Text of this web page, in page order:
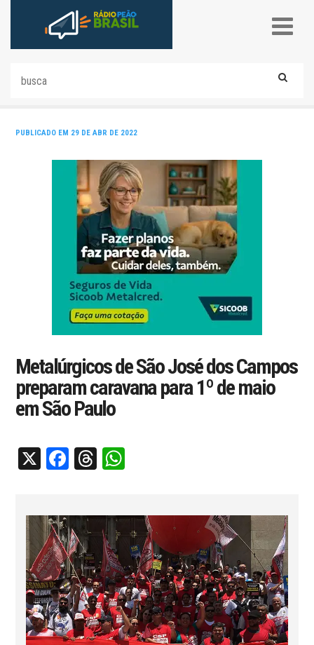
PUBLICADO EM 29 DE ABR DE 2022
Metalúrgicos de São José dos Campos
preparam caravana para 1º de maio
em São Paulo
X Facebook
Threads